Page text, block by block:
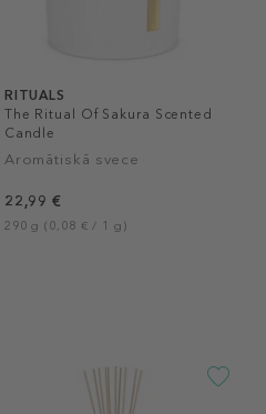
RITUALS
The Ritual Of Sakura Scented
Candle
Aromātiskā svece
22,99 €
290 g (0,08 € / 1 g)